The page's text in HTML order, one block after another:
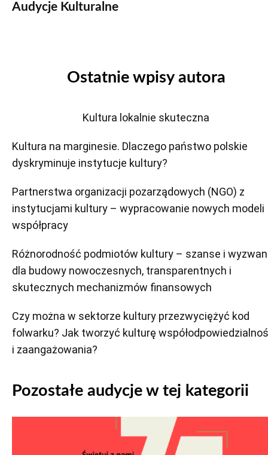
Audycje Kulturalne
Ostatnie wpisy autora
Kultura lokalnie skuteczna
Kultura na marginesie. Dlaczego państwo polskie
dyskryminuje instytucje kultury?
Partnerstwa organizacji pozarządowych (NGO) z
instytucjami kultury – wypracowanie nowych modeli
współpracy
Różnorodność podmiotów kultury – szanse i
dla budowy nowoczesnych, transparentnych i
skutecznych mechanizmów finansowych
Czy można w sektorze kultury przezwyciężyć kod
folwarku? Jak tworzyć kulturę
i zaangażowania?
Pozostałe audycje w tej kategorii